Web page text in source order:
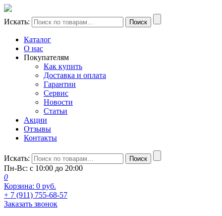
Искать: Поиск
Каталог
О нас
Покупателям
Как купить
Доставка и оплата
Гарантии
Сервис
Новости
Статьи
Акции
Отзывы
Контакты
Искать: Поиск
Пн-Вс: с 10:00 до 20:00
0
Корзина: 0 руб.
+ 7 (911) 755-68-57
Заказать звонок